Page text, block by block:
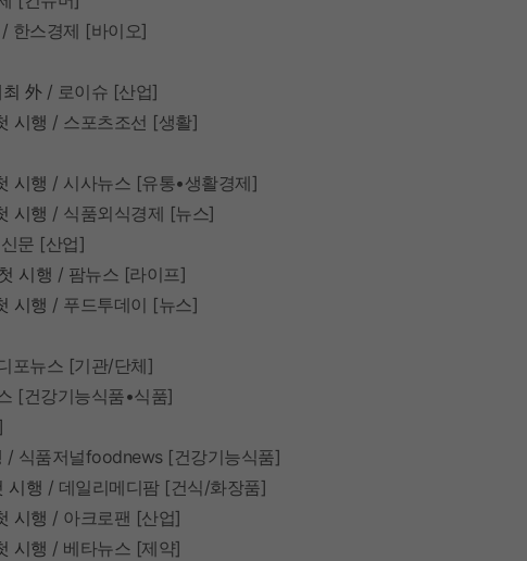
/ 한스경제 [바이오]
外/ 로이슈 [산업]
시행 / 스포츠조선 [생활]
시행 / 시사뉴스 [유통•생활경제]
시행 / 식품외식경제 [뉴스]
문 [산업]
시행 / 팜뉴스 [라이프]
시행 / 푸드투데이 [뉴스]
포뉴스 [기관/단체]
[건강기능식품•식품]
/ 식품저널foodnews [건강기능식품]
시행 / 데일리메디팜[건식/화장품]
시행 / 아크로팬 [산업]
시행 / 베타뉴스 [제약]